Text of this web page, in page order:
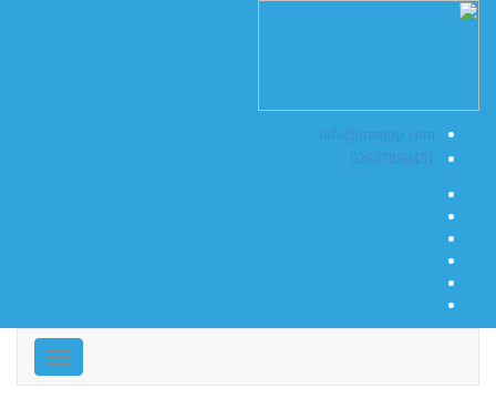
info@irangsp.com
02637850451
ناوبری